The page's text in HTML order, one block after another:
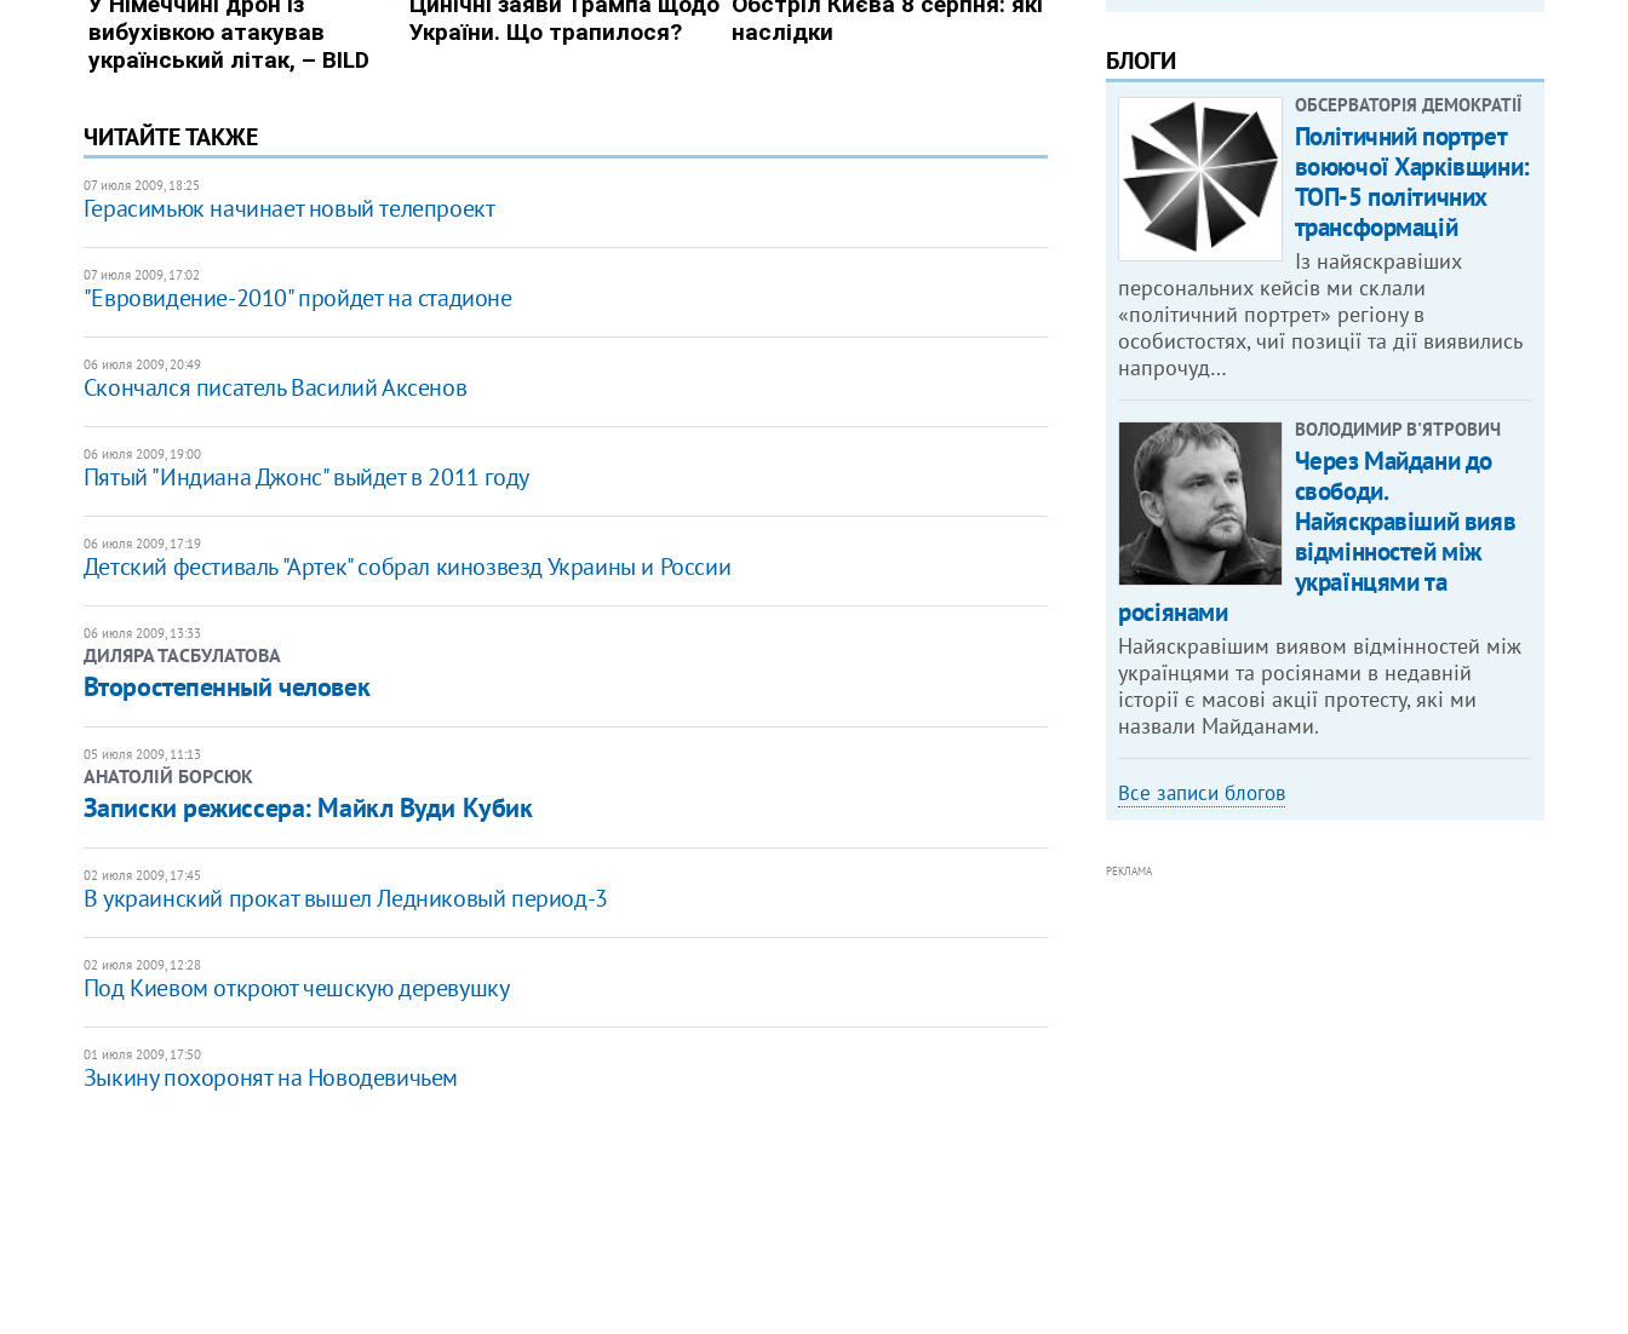
ЧИТАЙТЕ ТАКЖЕ
07 июля 2009, 18:25
Герасимьюк начинает новый телепроект
07 июля 2009, 17:02
"Евровидение-2010" пройдет на стадионе
06 июля 2009, 20:49
Скончался писатель Василий Аксенов
06 июля 2009, 19:00
Пятый "Индиана Джонс" выйдет в 2011 году
06 июля 2009, 17:19
Детский фестиваль "Артек" собрал кинозвезд Украины и России
06 июля 2009, 13:33
ДИЛЯРА ТАСБУЛАТОВА
Второстепенный человек
05 июля 2009, 11:13
АНАТОЛІЙ БОРСЮК
Записки режиссера: Майкл Вуди Кубик
02 июля 2009, 17:45
В украинский прокат вышел Ледниковый период-3
02 июля 2009, 12:28
Под Киевом откроют чешскую деревушку
01 июля 2009, 17:50
Зыкину похоронят на Новодевичьем
БЛОГИ
ОБСЕРВАТОРІЯ ДЕМОКРАТІЇ
Політичний портрет
воюючої Харківщини:
ТОП-5 політичних
трансформацій
Із найяскравіших
персональних кейсів ми склали
«політичний портрет» регіону в
особистостях, чиї позиції та дії виявились
напрочуд…
ВОЛОДИМИР В'ЯТРОВИЧ
Через Майдани до
свободи.
Найяскравіший вияв
відмінностей між
українцями та
росіянами
Найяскравішим виявом відмінностей між
українцями та росіянами в недавній
історії є масові акції протесту, які ми
назвали Майданами.
Все записи блогов
РЕКЛАМА